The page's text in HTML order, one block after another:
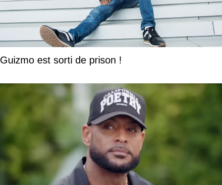
Guizmo est sorti de prison !